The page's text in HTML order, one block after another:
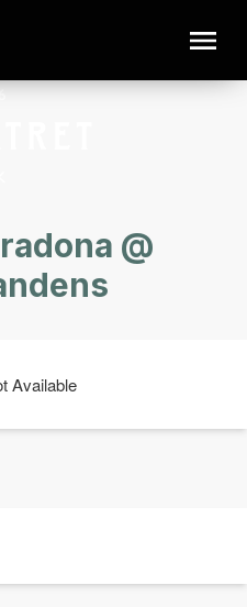
@
Available